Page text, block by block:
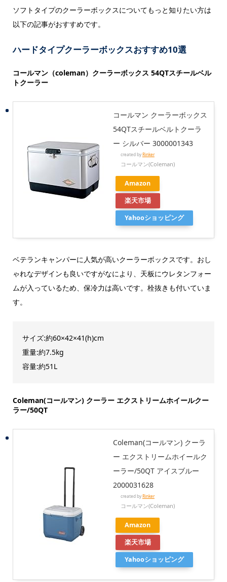
ソフトタイプのクーラーボックスについてもっと知りたい方は
以下の記事がおすすめです。
ハードタイプクーラーボックスおすすめ10選
コールマン（coleman）クーラーボックス 54QTスチールベル
トクーラー
コールマン クーラーボックス
54QTスチールベルトクーラ
ー シルバー 3000001343
created byRinker
コールマン(Coleman)
Amazon
楽天市場
Yahooショッピング
ベテランキャンパーに人気が高いクーラーボックスです。おし
ゃれなデザインも良いですがなにより、天板にウレタンフォー
ムが入っているため、保冷力は高いです。栓抜きも付いていま
す。
サイズ:約60×42×41(h)cm
重量:約7.5kg
容量:約51L
Coleman(コールマン) クーラー エクストリームホイールクー
ラー/50QT
Coleman(コールマン) クーラ
ー エクストリームホイールク
ーラー/50QT アイスブルー
2000031628
created byRinker
コールマン(Coleman)
Amazon
楽天市場
Yahooショッピング